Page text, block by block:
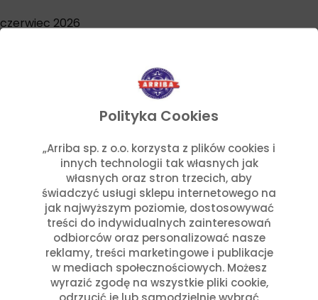
Polityka Cookies
„Arriba sp. z o.o. korzysta z plików cookies i
innych technologii tak własnych jak
własnych oraz stron trzecich, aby
świadczyć usługi sklepu internetowego na
jak najwyższym poziomie, dostosowywać
treści do indywidualnych zainteresowań
odbiorców oraz personalizować nasze
reklamy, treści marketingowe i publikacje
w mediach społecznościowych. Możesz
wyrazić zgodę na wszystkie pliki cookie,
odrzucić je lub samodzielnie wybrać
czerwiec 2026
wrzesień 2025
czerwiec 2025
maj 2025
marzec 2025
styczeń 2025
Kategorie
Aktualności w Arribie(7)